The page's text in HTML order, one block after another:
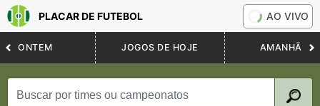
PLACAR DE FUTEBOL AO VIVO
ONTEM JOGOS DE HOJE AMANHÃ